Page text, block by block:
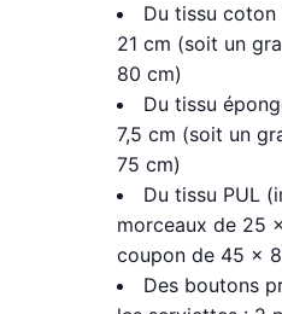
Du tissu
21 cm (soit un
80 cm)
Du tissu
7,5 cm (soit un
75 cm)
Du tissu PUL
morceaux de 25
coupon de 45 x
Des boutons